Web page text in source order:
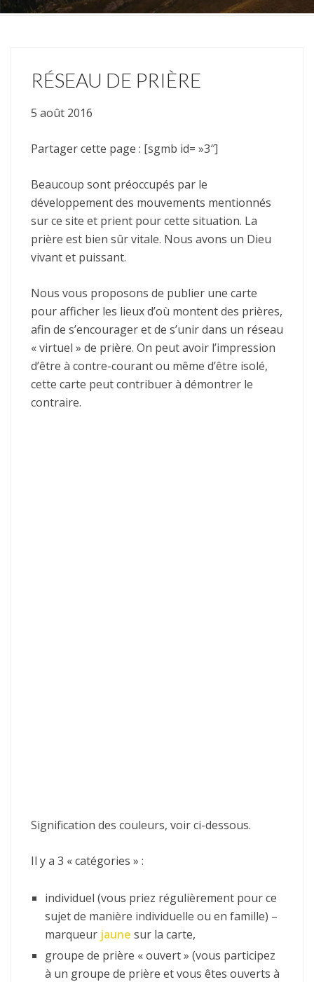
RÉSEAU DE PRIÈRE
5 août 2016
Partager cette page : [sgmb id= »3″]
Beaucoup sont préoccupés par le
développement des mouvements mentionnés
sur ce site et prient pour cette situation. La
prière est bien sûr vitale. Nous avons un Dieu
vivant et puissant.
Nous vous proposons de publier une carte
pour afficher les lieux d’où montent des prières,
afin de s’encourager et de s’unir dans un réseau
« virtuel » de prière. On peut avoir l’impression
d’être à contre-courant ou même d’être isolé,
cette carte peut contribuer à démontrer le
contraire.
Signification des couleurs, voir ci-dessous.
Il y a 3 « catégories » :
individuel (vous priez régulièrement pour ce
sujet de manière individuelle ou en famille) –
marqueur jaune sur la carte,
groupe de prière « ouvert » (vous participez
à un groupe de prière et vous êtes ouverts à